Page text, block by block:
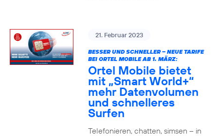
21. Februar 2023
BESSER UND SCHNELLER – NEUE TARIFE
BEI ORTEL MOBILE AB 1. MÄRZ:
Ortel Mobile bietet
mit „Smart World+“
mehr Datenvolumen
und schnelleres
Surfen
Telefonieren, chatten, simsen – in